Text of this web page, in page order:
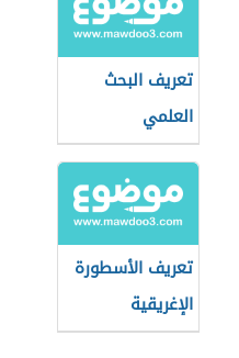
تعريف البحث
العلمي
تعريف الأسطورة
الإغريقية